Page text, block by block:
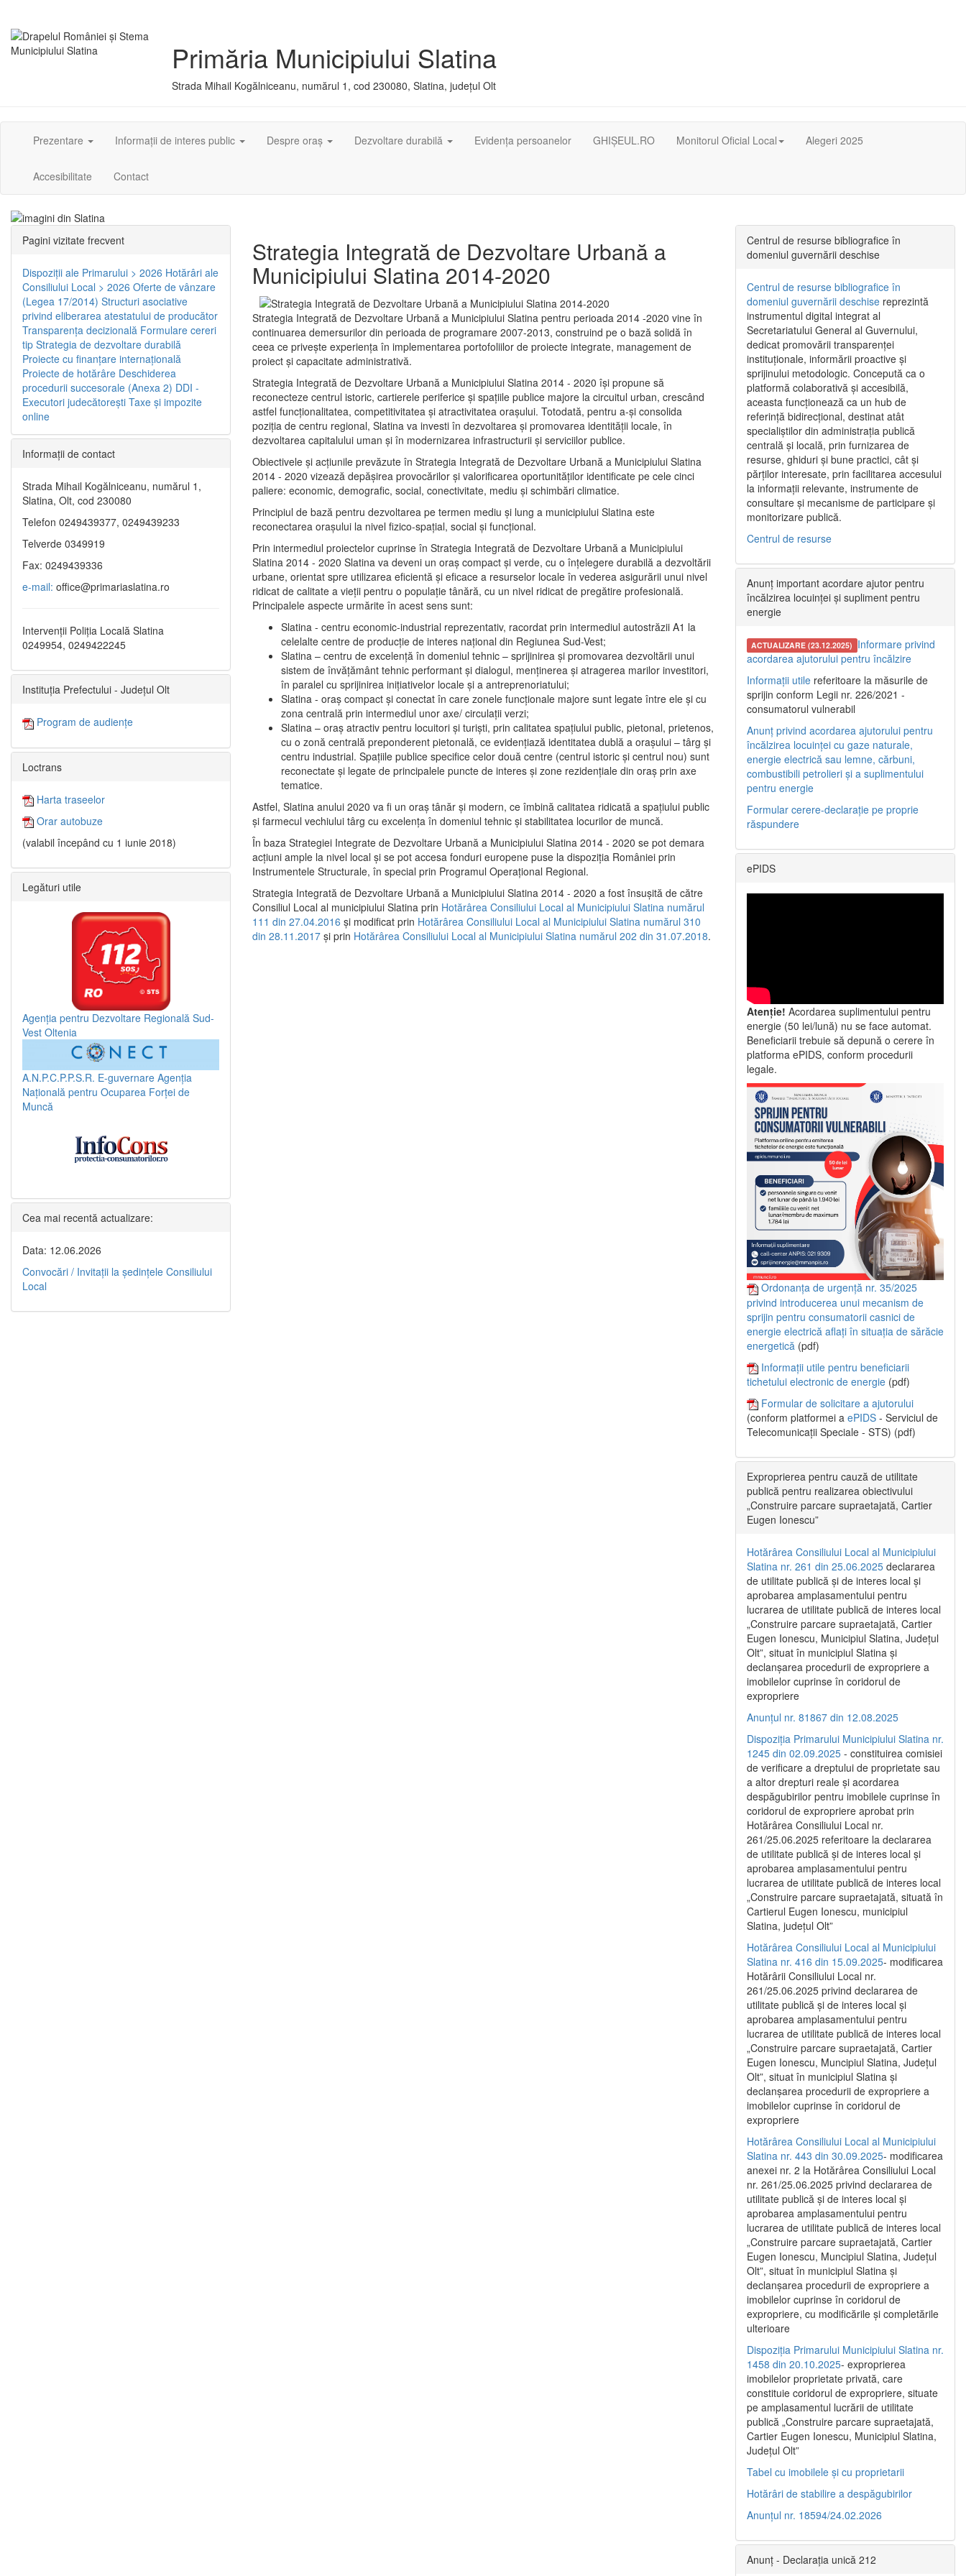
Primăria Municipiului Slatina
Strada Mihail Kogălniceanu, numărul 1, cod 230080, Slatina, județul Olt
Prezentare Informații de interes public Despre oraș Dezvoltare durabilă Evidența persoanelor GHIȘEUL.RO Monitorul Oficial Local Alegeri 2025
Accesibilitate Contact
Strategia Integrată de Dezvoltare Urbană a
Municipiului Slatina 2014-2020
Strategia Integrată de Dezvoltare Urbană a Municipiului Slatina pentru perioada 2014 -2020 vine în
continuarea demersurilor din perioada de programare 2007-2013, construind pe o bază solidă în
ceea ce priveşte experienţa în implementarea portofoliilor de proiecte integrate, management de
proiect și capacitate administrativă.
Strategia Integrată de Dezvoltare Urbană a Municipiului Slatina 2014 - 2020 își propune să
reconecteze centrul istoric, cartierele periferice şi spaţiile publice majore la circuitul urban, crescând
astfel funcţionalitatea, competitivitatea şi atractivitatea oraşului. Totodată, pentru a-şi consolida
poziţia de centru regional, Slatina va investi în dezvoltarea şi promovarea identităţii locale, în
dezvoltarea capitalului uman şi în modernizarea infrastructurii şi serviciilor publice.
Obiectivele şi acţiunile prevăzute în Strategia Integrată de Dezvoltare Urbană a Municipiului Slatina
2014 - 2020 vizează depășirea provocărilor şi valorificarea oportunităţilor identificate pe cele cinci
paliere: economic, demografic, social, conectivitate, mediu şi schimbări climatice.
Principiul de bază pentru dezvoltarea pe termen mediu şi lung a municipiului Slatina este
reconectarea oraşului la nivel fizico-spaţial, social şi funcţional.
Prin intermediul proiectelor cuprinse în Strategia Integrată de Dezvoltare Urbană a Municipiului
Slatina 2014 - 2020 Slatina va deveni un oraş compact şi verde, cu o înţelegere durabilă a dezvoltării
urbane, orientat spre utilizarea eficientă şi eficace a resurselor locale în vederea asigurării unui nivel
ridicat de calitate a vieţii pentru o populaţie tânără, cu un nivel ridicat de pregătire profesională.
Principalele aspecte urmărite în acest sens sunt:
Slatina - centru economic-industrial reprezentativ, racordat prin intermediul autostrăzii A1 la
celelalte centre de producţie de interes naţional din Regiunea Sud-Vest;
Slatina – centru de excelenţă în domeniul tehnic – sprijinirea şi promovarea dezvoltării unui
sistem de învăţământ tehnic performant şi dialogul, menţinerea şi atragerea marilor investitori,
în paralel cu sprijinirea iniţiativelor locale şi a antreprenoriatului;
Slatina - oraş compact şi conectat în care zonele funcţionale majore sunt legate între ele şi cu
zona centrală prin intermediul unor axe/ circulații verzi;
Slatina – oraş atractiv pentru locuitori şi turişti, prin calitatea spaţiului public, pietonal, prietenos,
cu o zonă centrală preponderent pietonală, ce evidenţiază identitatea dublă a oraşului – târg şi
centru industrial. Spaţiile publice specifice celor două centre (centrul istoric şi centrul nou) sunt
reconectate şi legate de principalele puncte de interes şi zone rezidenţiale din oraş prin axe
tematice.
Astfel, Slatina anului 2020 va fi un oraş tânăr şi modern, ce îmbină calitatea ridicată a spaţiului public
şi farmecul vechiului târg cu excelenţa în domeniul tehnic şi stabilitatea locurilor de muncă.
În baza Strategiei Integrate de Dezvoltare Urbană a Municipiului Slatina 2014 - 2020 se pot demara
acţiuni ample la nivel local şi se pot accesa fonduri europene puse la dispoziţia României prin
Instrumentele Structurale, în special prin Programul Operațional Regional.
Strategia Integrată de Dezvoltare Urbană a Municipiului Slatina 2014 - 2020 a fost însuşită de către
Consiliul Local al municipiului Slatina prin Hotărârea Consiliului Local al Municipiului Slatina numărul
111 din 27.04.2016 și modificat prin Hotărârea Consiliului Local al Municipiului Slatina numărul 310
din 28.11.2017 și prin Hotărârea Consiliului Local al Municipiului Slatina numărul 202 din 31.07.2018.
Pagini vizitate frecvent
Dispoziţii ale Primarului > 2026 Hotărâri ale
Consiliului Local > 2026 Oferte de vânzare
(Legea 17/2014) Structuri asociative
privind eliberarea atestatului de producător
Transparenţa decizională Formulare cereri
tip Strategia de dezvoltare durabilă
Proiecte cu finanţare internaţională
Proiecte de hotărâre Deschiderea
procedurii succesorale (Anexa 2) DDI -
Executori judecătorești Taxe şi impozite
online
Informaţii de contact
Strada Mihail Kogălniceanu, numărul 1,
Slatina, Olt, cod 230080
Telefon 0249439377, 0249439233
Telverde 0349919
Fax: 0249439336
e-mail: office@primariaslatina.ro
Intervenții Poliția Locală Slatina
0249954, 0249422245
Instituția Prefectului - Județul Olt
Program de audiențe
Loctrans
Harta traseelor
Orar autobuze
(valabil începând cu 1 iunie 2018)
Legături utile
Agenția pentru Dezvoltare Regională Sud-
Vest Oltenia
A.N.P.C.P.P.S.R. E-guvernare Agenția
Națională pentru Ocuparea Forței de
Muncă
Cea mai recentă actualizare:
Data: 12.06.2026
Convocări / Invitaţii la şedinţele Consiliului
Local
Centrul de resurse bibliografice în
domeniul guvernării deschise
Centrul de resurse bibliografice în
domeniul guvernării deschise reprezintă
instrumentul digital integrat al
Secretariatului General al Guvernului,
dedicat promovării transparenței
instituționale, informării proactive și
sprijinului metodologic. Concepută ca o
platformă colaborativă și accesibilă,
aceasta funcționează ca un hub de
referință bidirecțional, destinat atât
specialiștilor din administrația publică
centrală și locală, prin furnizarea de
resurse, ghiduri și bune practici, cât și
părților interesate, prin facilitarea accesului
la informații relevante, instrumente de
consultare și mecanisme de participare și
monitorizare publică.
Centrul de resurse
Anunț important acordare ajutor pentru
încălzirea locuinței și supliment pentru
energie
ACTUALIZARE (23.12.2025) Informare privind
acordarea ajutorului pentru încălzire
Informații utile referitoare la măsurile de
sprijin conform Legii nr. 226/2021 -
consumatorul vulnerabil
Anunț privind acordarea ajutorului pentru
încălzirea locuinței cu gaze naturale,
energie electrică sau lemne, cărbuni,
combustibili petrolieri și a suplimentului
pentru energie
Formular cerere-declarație pe proprie
răspundere
ePIDS
Atenție! Acordarea suplimentului pentru
energie (50 lei/lună) nu se face automat.
Beneficiarii trebuie să depună o cerere în
platforma ePIDS, conform procedurii
legale.
Ordonanța de urgență nr. 35/2025
privind introducerea unui mecanism de
sprijin pentru consumatorii casnici de
energie electrică aflați în situația de sărăcie
energetică (pdf)
Informații utile pentru beneficiarii
tichetului electronic de energie (pdf)
Formular de solicitare a ajutorului
(conform platformei a ePIDS - Serviciul de
Telecomunicații Speciale - STS) (pdf)
Exproprierea pentru cauză de utilitate
publică pentru realizarea obiectivului
„Construire parcare supraetajată, Cartier
Eugen Ionescu”
Hotărârea Consiliului Local al Municipiului
Slatina nr. 261 din 25.06.2025 declararea
de utilitate publică și de interes local și
aprobarea amplasamentului pentru
lucrarea de utilitate publică de interes local
„Construire parcare supraetajată, Cartier
Eugen Ionescu, Municipiul Slatina, Județul
Olt”, situat în municipiul Slatina și
declanșarea procedurii de expropriere a
imobilelor cuprinse în coridorul de
expropriere
Anunțul nr. 81867 din 12.08.2025
Dispoziția Primarului Municipiului Slatina nr.
1245 din 02.09.2025 - constituirea comisiei
de verificare a dreptului de proprietate sau
a altor drepturi reale și acordarea
despăgubirilor pentru imobilele cuprinse în
coridorul de expropriere aprobat prin
Hotărârea Consiliului Local nr.
261/25.06.2025 referitoare la declararea
de utilitate publică și de interes local și
aprobarea amplasamentului pentru
lucrarea de utilitate publică de interes local
„Construire parcare supraetajată, situată în
Cartierul Eugen Ionescu, municipiul
Slatina, județul Olt”
Hotărârea Consiliului Local al Municipiului
Slatina nr. 416 din 15.09.2025- modificarea
Hotărârii Consiliului Local nr.
261/25.06.2025 privind declararea de
utilitate publică și de interes local și
aprobarea amplasamentului pentru
lucrarea de utilitate publică de interes local
„Construire parcare supraetajată, Cartier
Eugen Ionescu, Muncipiul Slatina, Județul
Olt”, situat în municipiul Slatina și
declanșarea procedurii de expropriere a
imobilelor cuprinse în coridorul de
expropriere
Hotărârea Consiliului Local al Municipiului
Slatina nr. 443 din 30.09.2025- modificarea
anexei nr. 2 la Hotărârea Consiliului Local
nr. 261/25.06.2025 privind declararea de
utilitate publică şi de interes local şi
aprobarea amplasamentului pentru
lucrarea de utilitate publică de interes local
„Construire parcare supraetajată, Cartier
Eugen Ionescu, Muncipiul Slatina, Judeţul
Olt”, situat în municipiul Slatina şi
declanşarea procedurii de expropriere a
imobilelor cuprinse în coridorul de
expropriere, cu modificările şi completările
ulterioare
Dispoziția Primarului Municipiului Slatina nr.
1458 din 20.10.2025- exproprierea
imobilelor proprietate privată, care
constituie coridorul de expropriere, situate
pe amplasamentul lucrării de utilitate
publică „Construire parcare supraetajată,
Cartier Eugen Ionescu, Municipiul Slatina,
Județul Olt”
Tabel cu imobilele și cu proprietarii
Hotărâri de stabilire a despăgubirilor
Anunțul nr. 18594/24.02.2026
Anunț - Declarația unică 212